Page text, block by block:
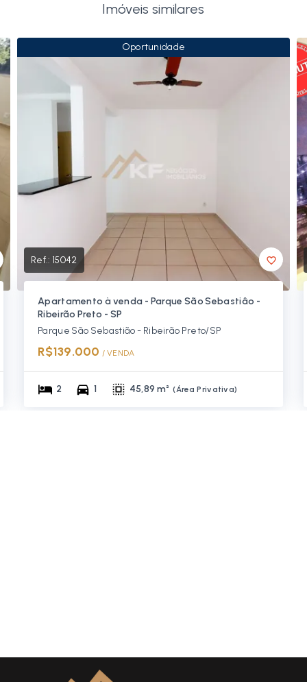
Imóveis similares
Oportunidade
Ref.: 15042
Apartamento à venda - Parque São Sebastiâo -
Ribeirão Preto - SP
Parque São Sebastião - Ribeirão Preto/SP
R$139.000 / VENDA
2 1 45,89 m² (Área Privativa)